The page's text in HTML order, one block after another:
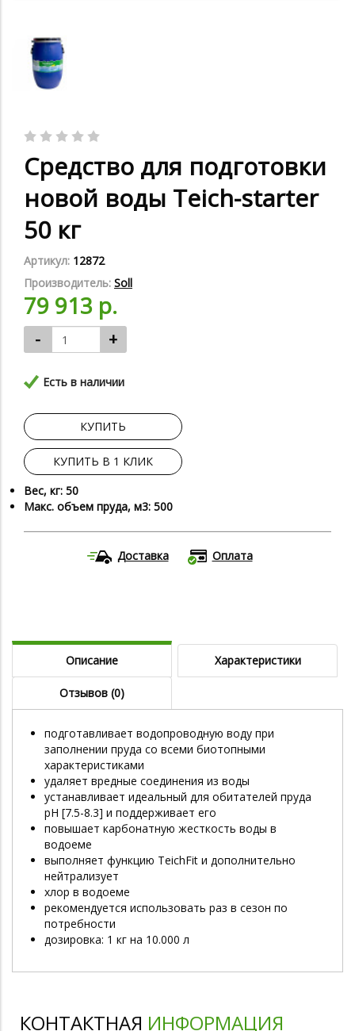
Средство для подготовки
новой воды Teich-starter
50 кг
Артикул: 12872
Производитель: Soll
79 913 р.
- +
Есть в наличии
КУПИТЬ
КУПИТЬ В 1 КЛИК
Вес, кг: 50
Макс. объем пруда, м3: 500
Доставка Оплата
Описание Характеристики
Отзывов (0)
подготавливает водопроводную воду при
заполнении пруда со всеми биотопными
характеристиками
удаляет вредные соединения из воды
устанавливает идеальный для обитателей пруда
pH [7.5-8.3] и поддерживает его
повышает карбонатную жесткость воды в
водоеме
выполняет функцию TeichFit и дополнительно
нейтрализует
хлор в водоеме
рекомендуется использовать раз в сезон по
потребности
дозировка: 1 кг на 10.000 л
КОНТАКТНАЯ ИНФОРМАЦИЯ